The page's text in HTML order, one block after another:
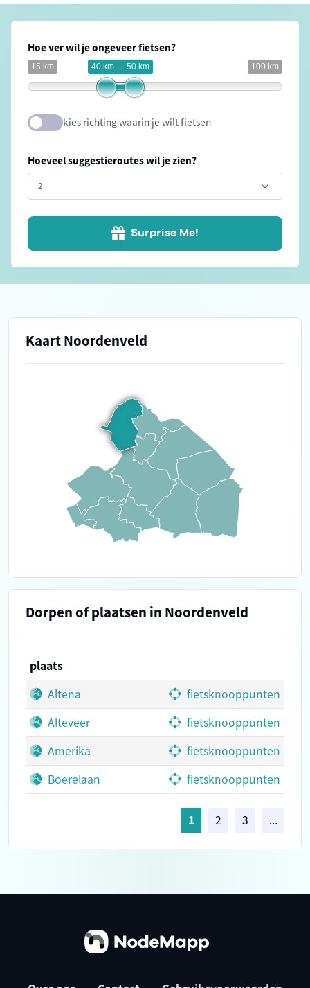
Hoe ver wil je ongeveer fietsen?
15 km 100 km
40 km — 50 km
kies richting waarin je wilt fietsen
Hoeveel suggestieroutes wil je zien?
Surprise Me!
Kaart Noordenveld
Dorpen of plaatsen in Noordenveld
plaats
Altena
fietsknooppunten
Alteveer
fietsknooppunten
Amerika
fietsknooppunten
Boerelaan
fietsknooppunten
1 2 3 ...